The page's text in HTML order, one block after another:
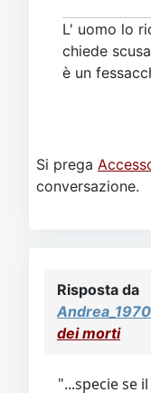
L' uomo lo
chiede
è un
Si prega
conversazione.
Risposta da
Andrea_1970
dei morti
"...specie se